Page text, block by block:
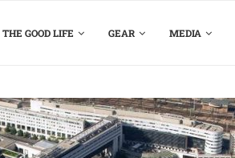
THE GOOD LIFE GEAR MEDIA